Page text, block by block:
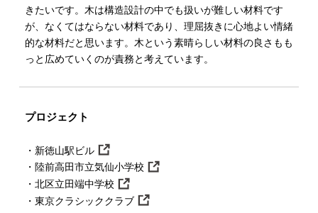
きたいです。木は構造設計の中でも扱いが難しい材料です
が、なくてはならない材料であり、理屈抜きに心地よい情緒
的な材料だと思います。木という素晴らしい材料の良さもも
っと広めていくのが責務と考えています。
プロジェクト
・新徳山駅ビル
・陸前高田市立気仙小学校
・北区立田端中学校
・東京クラシッククラブ